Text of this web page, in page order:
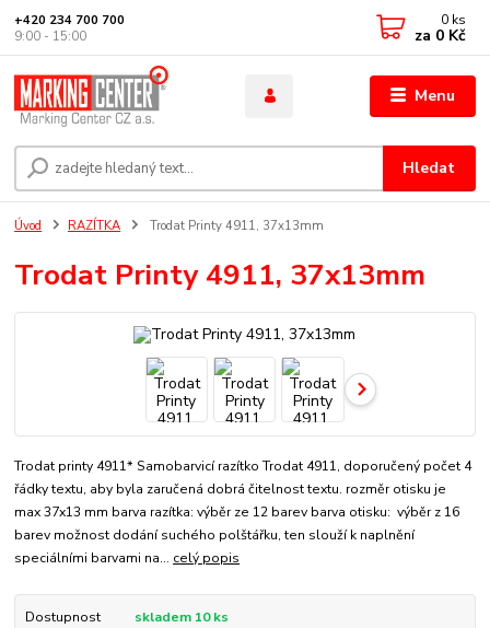
Menu
Hledat
+420 234 700 700
9:00 - 15:00
0 ks
za 0 Kč
Úvod RAZÍTKA Trodat Printy 4911, 37x13mm
Trodat Printy 4911, 37x13mm
Trodat printy 4911* Samobarvicí razítko Trodat 4911, doporučený počet 4
řádky textu, aby byla zaručená dobrá čitelnost textu. rozměr otisku je
max 37x13 mm barva razítka: výběr ze 12 barev barva otisku: výběr z 16
barev možnost dodání suchého polštářku, ten slouží k naplnění
speciálními barvami na... celý popis
Dostupnost
skladem 10 ks